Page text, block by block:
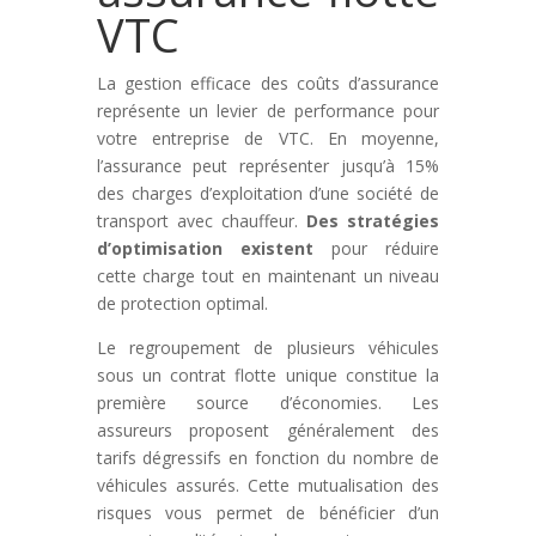
VTC
La gestion efficace des coûts d’assurance
représente un levier de performance pour
votre entreprise de VTC. En moyenne,
l’assurance peut représenter jusqu’à 15%
des charges d’exploitation d’une société de
transport avec chauffeur. Des stratégies
d’optimisation existent pour réduire
cette charge tout en maintenant un niveau
de protection optimal.
Le regroupement de plusieurs véhicules
sous un contrat flotte unique constitue la
première source d’économies. Les
assureurs proposent généralement des
tarifs dégressifs en fonction du nombre de
véhicules assurés. Cette mutualisation des
risques vous permet de bénéficier d’un